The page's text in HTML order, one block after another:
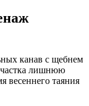
канав с щебнем
лишнюю
весеннего таяния